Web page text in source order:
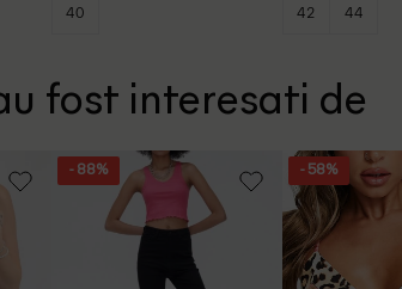
40 42 44
fost interesati de
- 88% - 58%